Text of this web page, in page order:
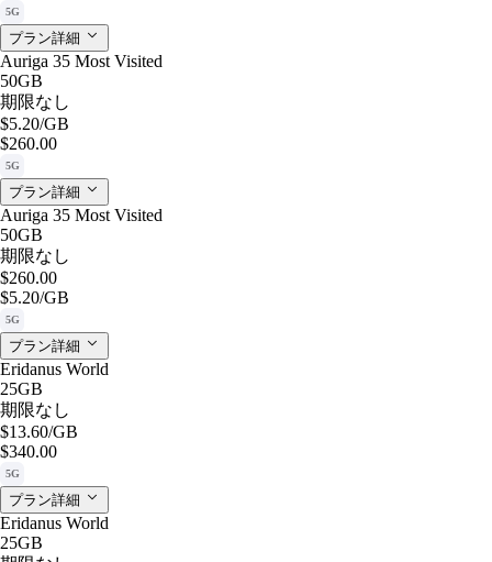
5G
プラン詳細
Auriga 35 Most Visited
50GB
期限なし
$5.20/GB
$260.00
5G
プラン詳細
Auriga 35 Most Visited
50GB
期限なし
$260.00
$5.20/GB
5G
プラン詳細
Eridanus World
25GB
期限なし
$13.60/GB
$340.00
5G
プラン詳細
Eridanus World
25GB